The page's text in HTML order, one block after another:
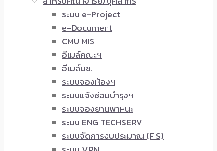
ระบบ e-Project
e-Document
CMU MIS
อีเมล์คณะฯ
อีเมล์มช.
ระบบจองห้องฯ
ระบบแจ้งซ่อมบำรุงฯ
ระบบจองยานพาหนะ
ระบบ ENG TECHSERV
ระบบจัดการงบประมาณ (FIS)